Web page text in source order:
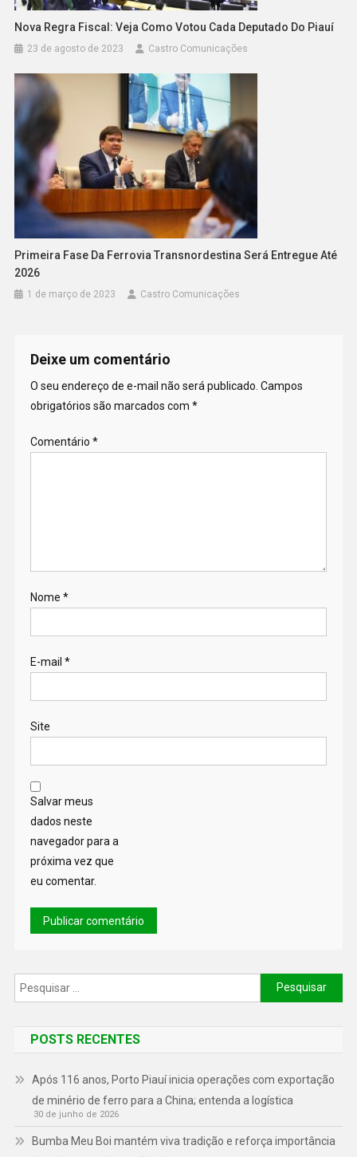
Nova Regra Fiscal: Veja Como Votou Cada Deputado Do Piauí
23 de agosto de 2023 Castro Comunicações
Primeira Fase Da Ferrovia Transnordestina Será Entregue Até
2026
1 de março de 2023 Castro Comunicações
Deixe um comentário
O seu endereço de e-mail não será publicado. Campos
obrigatórios são marcados com *
Comentário *
Nome *
E-mail *
Site
Salvar meus
dados neste
navegador para a
próxima vez que
eu comentar.
POSTS RECENTES
Após 116 anos, Porto Piauí inicia operações com exportação
de minério de ferro para a China; entenda a logística
30 de junho de 2026
Bumba Meu Boi mantém viva tradição e reforça importância